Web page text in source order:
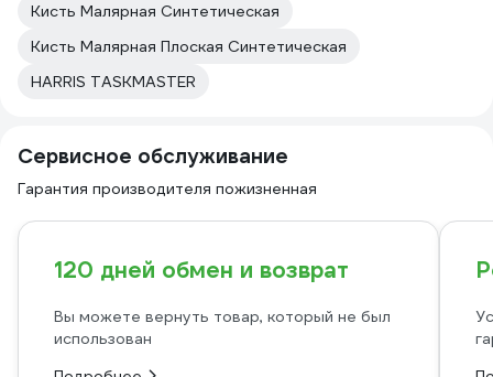
Кисть Малярная Синтетическая
Кисть Малярная Плоская Синтетическая
HARRIS TASKMASTER
Сервисное обслуживание
Гарантия производителя пожизненная
120 дней обмен и возврат
Вы можете вернуть товар, который не был
использован